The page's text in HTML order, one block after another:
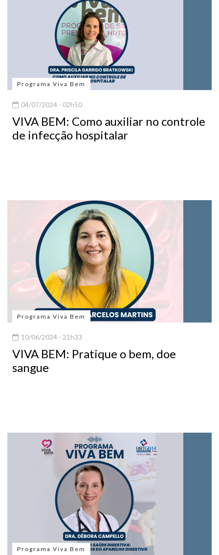
Programa Viva Bem
04/07/2024 - 02h50
VIVA BEM: Como auxiliar no controle
de infecção hospitalar
Programa Viva Bem
10/06/2024 - 21h33
VIVA BEM: Pratique o bem, doe
sangue
Programa Viva Bem